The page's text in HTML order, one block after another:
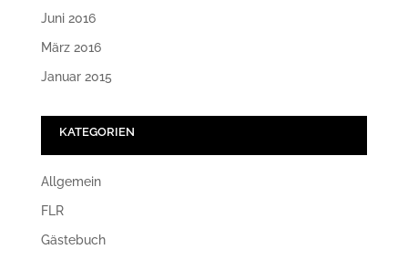
Juni 2016
März 2016
Januar 2015
KATEGORIEN
Allgemein
FLR
Gästebuch